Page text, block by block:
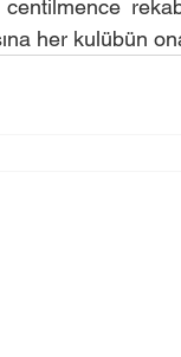
her kulübün